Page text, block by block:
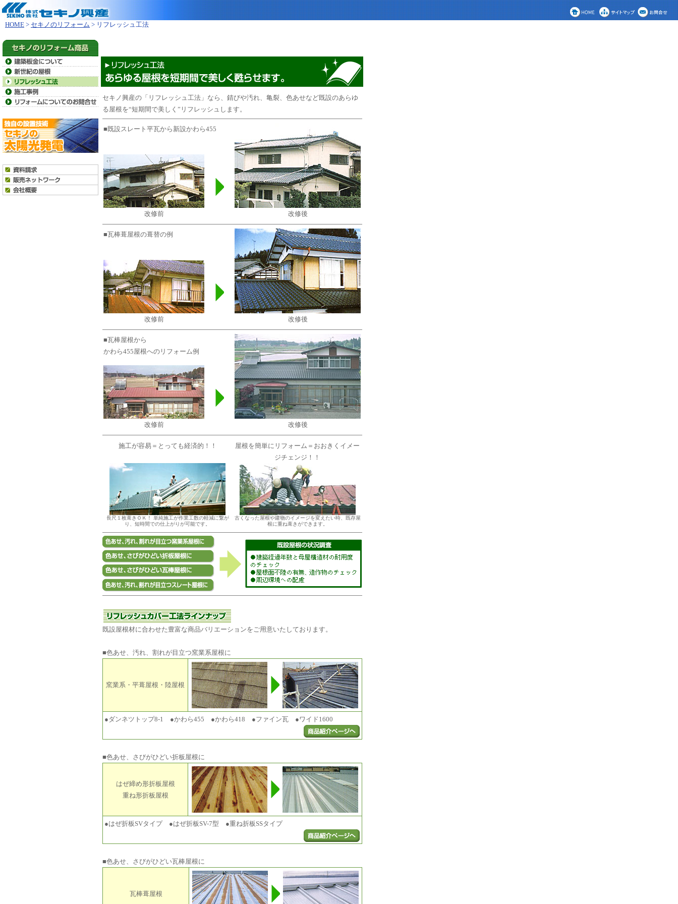
HOME > セキノのリフォーム > リフレッシュ工法
セキノ興産の「リフレッシュ工法」なら、錆びや汚れ、亀裂、色あせなど既設のあらゆ
る屋根を“短期間で美しく”リフレッシュします。
■既設スレート平瓦から新設かわら455
改修後
改修前
■瓦棒葺屋根の葺替の例
改修後
改修前
■瓦棒屋根から
かわら455屋根へのリフォーム例
改修後
改修前
施工が容易＝とっても経済的！！
長尺１枚葺きＯＫ！ 単純施工が作業工数の軽減に繋が
り、短時間での仕上がりが可能です。
屋根を簡単にリフォーム＝おおきくイメー
ジチェンジ！！
古くなった屋根や建物のイメージを変えたい時、既存屋
根に重ね葺きができます。
既設屋根材に合わせた豊富な商品バリエーションをご用意いたしております。
■色あせ、汚れ、割れが目立つ窯業系屋根に
窯業系・平葺屋根・陸屋根
●ダンネツトップ8-1 ●かわら455 ●かわら418 ●ファイン瓦 ●ワイド1600
■色あせ、さびがひどい折板屋根に
はぜ締め形折板屋根
重ね形折板屋根
●はぜ折板SVタイプ ●はぜ折板SV-7型 ●重ね折板SSタイプ
■色あせ、さびがひどい瓦棒屋根に
瓦棒葺屋根